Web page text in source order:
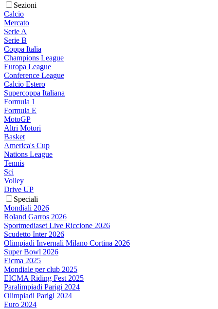
Sezioni
Calcio
Mercato
Serie A
Serie B
Coppa Italia
Champions League
Europa League
Conference League
Calcio Estero
Supercoppa Italiana
Formula 1
Formula E
MotoGP
Altri Motori
Basket
America's Cup
Nations League
Tennis
Sci
Volley
Drive UP
Speciali
Mondiali 2026
Roland Garros 2026
Sportmediaset Live Riccione 2026
Scudetto Inter 2026
Olimpiadi Invernali Milano Cortina 2026
Super Bowl 2026
Eicma 2025
Mondiale per club 2025
EICMA Riding Fest 2025
Paralimpiadi Parigi 2024
Olimpiadi Parigi 2024
Euro 2024